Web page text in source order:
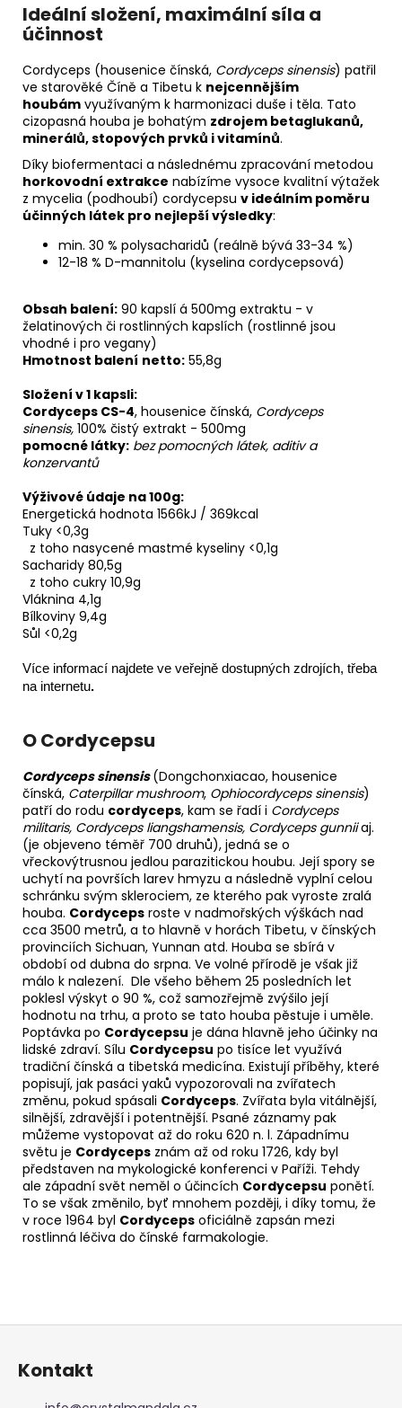
Ideální složení, maximální síla a
účinnost
Cordyceps (housenice čínská, Cordyceps sinensis) patřil
ve starověké Číně a Tibetu k nejcennějším
houbám využívaným k harmonizaci duše i těla. Tato
cizopasná houba je bohatým zdrojem betaglukanů,
minerálů, stopových prvků i vitamínů.
Díky biofermentaci a následnému zpracování metodou
horkovodní extrakce nabízíme vysoce kvalitní výtažek
z mycelia (podhoubí) cordycepsu v ideálním poměru
účinných látek pro nejlepší výsledky:
min. 30 % polysacharidů (reálně bývá 33-34 %)
12-18 % D-mannitolu (kyselina cordycepsová)
Obsah balení: 90 kapslí á 500mg extraktu - v
želatinových či rostlinných kapslích (rostlinné jsou
vhodné i pro vegany)
Hmotnost balení netto: 55,8g
Složení v 1 kapsli:
Cordyceps CS-4, housenice čínská, Cordyceps
sinensis, 100% čistý extrakt - 500mg
pomocné látky: bez pomocných látek, aditiv a
konzervantů
Výživové údaje na 100g:
Energetická hodnota 1566kJ / 369kcal
Tuky <0,3g
z toho nasycené mastmé kyseliny <0,1g
Sacharidy 80,5g
z toho cukry 10,9g
Vláknina 4,1g
Bílkoviny 9,4g
Sůl <0,2g
Více informací najdete ve veřejně dostupných zdrojích, třeba
na internetu.
O Cordycepsu
Cordyceps sinensis (Dongchonxiacao, housenice
čínská, Caterpillar mushroom, Ophiocordyceps sinensis)
patří do rodu cordyceps, kam se řadí i Cordyceps
militaris, Cordyceps liangshamensis, Cordyceps gunniiaj.
(je objeveno téměř 700 druhů), jedná se o
vřeckovýtrusnou jedlou parazitickou houbu. Její spory se
uchytí na površích larev hmyzu a následně vyplní celou
schránku svým sklerociem, ze kterého pak vyroste zralá
houba. Cordyceps roste v nadmořských výškách nad
cca 3500 metrů, a to hlavně v horách Tibetu, v čínských
provinciích Sichuan, Yunnan atd. Houba se sbírá v
období od dubna do srpna. Ve volné přírodě je však již
málo k nalezení. Dle všeho během 25 posledních let
poklesl výskyt o 90 %, což samozřejmě zvýšilo její
hodnotu na trhu, a proto se tato houba pěstuje i uměle.
Poptávka po Cordycepsu je dána hlavně jeho účinky na
lidské zdraví. Sílu Cordycepsu po tisíce let využívá
tradiční čínská a tibetská medicína. Existují příběhy, které
popisují, jak pasáci yaků vypozorovali na zvířatech
změnu, pokud spásali Cordyceps. Zvířata byla vitálnější,
silnější, zdravější i potentnější. Psané záznamy pak
můžeme vystopovat až do roku 620 n. l. Západnímu
světu je Cordyceps znám až od roku 1726, kdy byl
představen na mykologické konferenci v Paříži. Tehdy
ale západní svět neměl o účincích Cordycepsu ponětí.
To se však změnilo, byť mnohem později, i díky tomu, že
v roce 1964 byl Cordyceps oficiálně zapsán mezi
rostlinná léčiva do čínské farmakologie.
Z
Kontakt